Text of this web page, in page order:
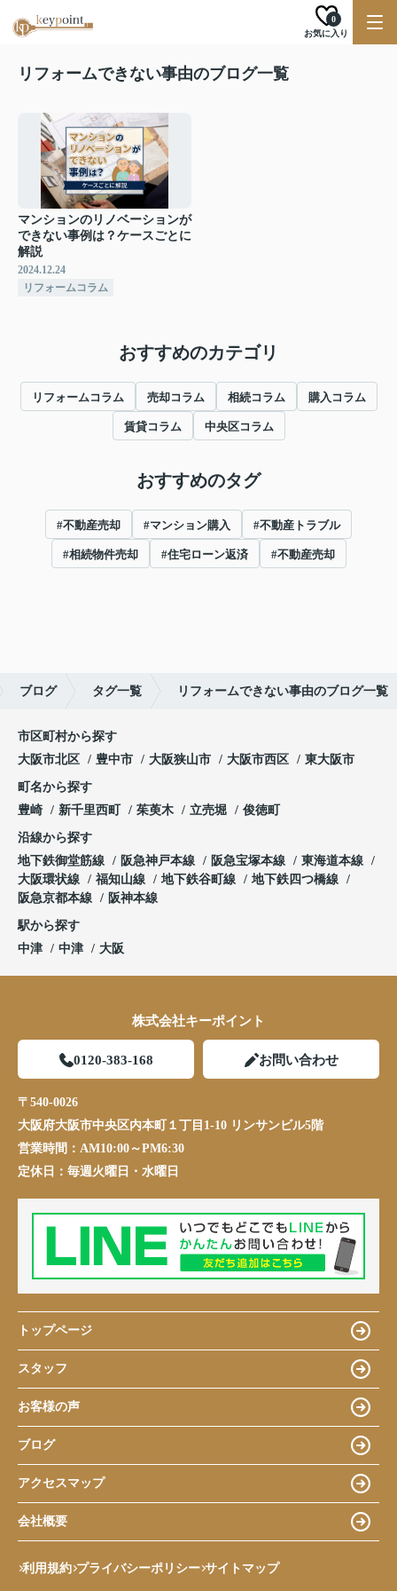
お気に入り
0
リフォームできない事由のブログ一覧
マンションのリノベーションが
できない事例は？ケースごとに
解説
2024.12.24
リフォームコラム
おすすめのカテゴリ
リフォームコラム 売却コラム 相続コラム 購入コラム
賃貸コラム 中央区コラム
おすすめのタグ
#不動産売却 #マンション購入 #不動産トラブル
#相続物件売却 #住宅ローン返済 #不動産売却
ブログ タグ一覧 リフォームできない事由のブログ一覧
市区町村から探す
大阪市北区
豊中市 大阪狭山市 大阪市西区 東大阪市
町名から探す
豊崎
新千里西町 茱萸木 立売堀 俊徳町
沿線から探す
地下鉄御堂筋線
阪急神戸本線 阪急宝塚本線
東海道本線
大阪環状線
福知山線 地下鉄谷町線
地下鉄四つ橋線
阪急京都本線
阪神本線
駅から探す
中津
中津 大阪
株式会社キーポイント
0120-383-168 お問い合わせ
〒540-0026
大阪府大阪市中央区内本町１丁目1-10 リンサンビル5階
営業時間： AM10:00～PM6:30
定休日： 毎週火曜日・水曜日
トップページ
スタッフ
お客様の声
ブログ
アクセスマップ
会社概要
利用規約 プライバシーポリシー サイトマップ